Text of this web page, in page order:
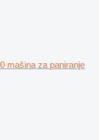
mašina za paniranje